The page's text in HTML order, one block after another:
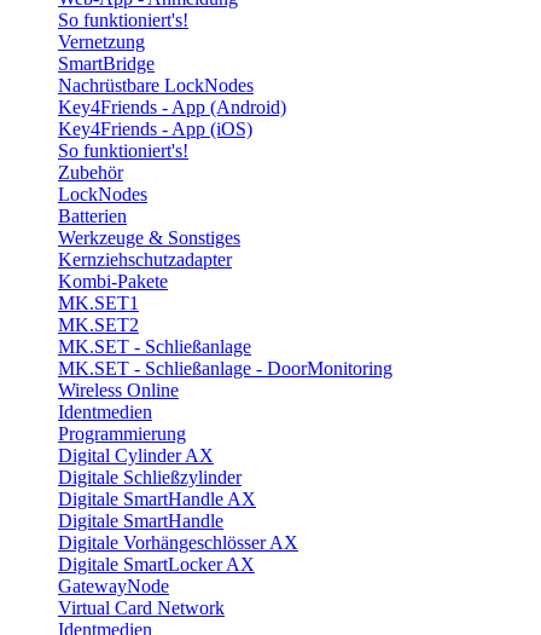
So funktioniert's!
Vernetzung
SmartBridge
Nachrüstbare LockNodes
Key4Friends - App (Android)
Key4Friends - App (iOS)
So funktioniert's!
Zubehör
LockNodes
Batterien
Werkzeuge & Sonstiges
Kernziehschutzadapter
Kombi-Pakete
MK.SET1
MK.SET2
MK.SET - Schließanlage
MK.SET - Schließanlage - DoorMonitoring
Wireless Online
Identmedien
Programmierung
Digital Cylinder AX
Digitale Schließzylinder
Digitale SmartHandle AX
Digitale SmartHandle
Digitale Vorhängeschlösser AX
Digitale SmartLocker AX
GatewayNode
Virtual Card Network
Identmedien